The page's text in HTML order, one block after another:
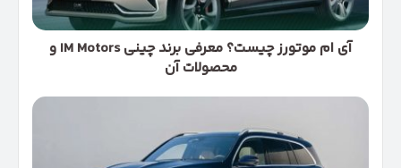
Motors
آی ام موتورز چیست؟ معرفی برند چینی IM Motors و
محصولات آن
مرسدس